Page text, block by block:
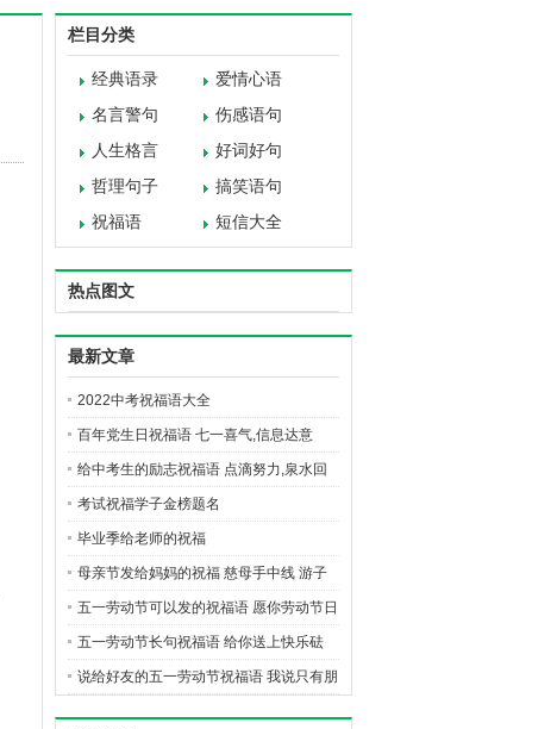
栏目分类
经典语录
爱情心语
名言警句
伤感语句
人生格言
好词好句
哲理句子
搞笑语句
祝福语
短信大全
热点图文
最新文章
2022中考祝福语大全
百年党生日祝福语 七一喜气,信息达意
给中考生的励志祝福语 点滴努力,泉水回
报
考试祝福学子金榜题名
毕业季给老师的祝福
母亲节发给妈妈的祝福 慈母手中线 游子
身上衣
五一劳动节可以发的祝福语 愿你劳动节日
里,吉祥快乐身边绕
五一劳动节长句祝福语 给你送上快乐砝
码,春暖花开五一假
说给好友的五一劳动节祝福语 我说只有朋